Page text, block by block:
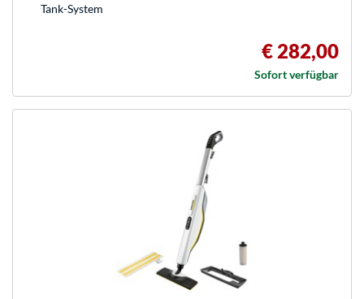
Tank-System
€ 282,00
Sofort verfügbar